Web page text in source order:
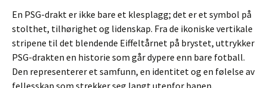
En PSG-drakt er ikke bare et klesplagg; det er et symbol på
stolthet, tilhørighet og lidenskap. Fra de ikoniske vertikale
stripene til det blendende Eiffeltårnet på brystet, uttrykker
PSG-drakten en historie som går dypere enn bare fotball.
Den representerer et samfunn, en identitet og en følelse av
fellesskap som strekker seg langt utenfor banen.